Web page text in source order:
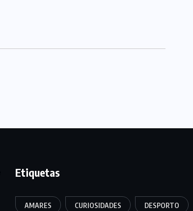
Etiquetas
AMARES CURIOSIDADES DESPORTO